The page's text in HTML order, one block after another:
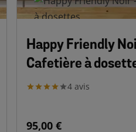
Happy Friendly
Cafetière à
4 avis
95,00 €